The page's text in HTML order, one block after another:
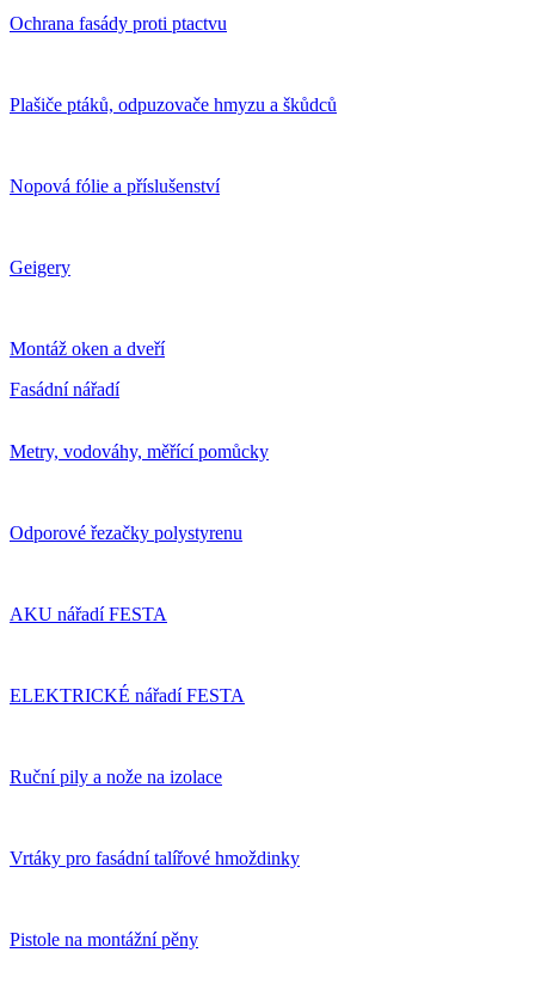
Ochrana fasády proti ptactvu
Plašiče ptáků, odpuzovače hmyzu a škůdců
Nopová fólie a příslušenství
Geigery
Montáž oken a dveří
Fasádní nářadí
Metry, vodováhy, měřící pomůcky
Odporové řezačky polystyrenu
AKU nářadí FESTA
ELEKTRICKÉ nářadí FESTA
Ruční pily a nože na izolace
Vrtáky pro fasádní talířové hmoždinky
Pistole na montážní pěny